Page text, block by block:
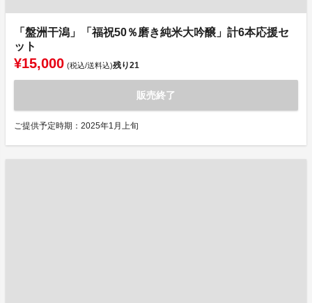
「盤洲干潟」「福祝50％磨き純米大吟醸」計6本応援セ
ット
¥15,000 (税込/送料込)残り21
販売終了
ご提供予定時期：2025年1月上旬